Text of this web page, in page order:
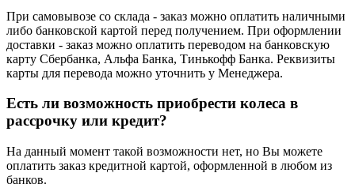
При самовывозе со склада - заказ можно оплатить наличными
либо банковской картой перед получением. При оформлении
доставки - заказ можно оплатить переводом на банковскую
карту Сбербанка, Альфа Банка, Тинькофф Банка. Реквизиты
карты для перевода можно уточнить у Менеджера.
Есть ли возможность приобрести колеса в
рассрочку или кредит?
На данный момент такой возможности нет, но Вы можете
оплатить заказ кредитной картой, оформленной в любом из
банков.